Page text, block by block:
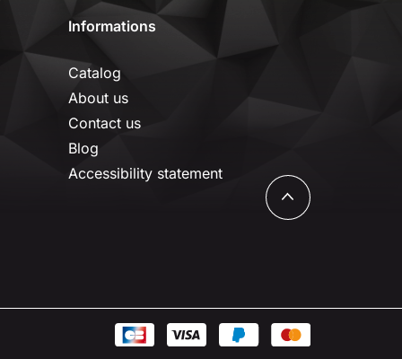
Informations
Catalog
About us
Contact us
Blog
Accessibility statement